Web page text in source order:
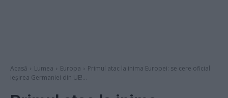
Acasă Lumea Europa
Primul atac la inima Europei: se cere oficial
ieșirea Germaniei din UE!...